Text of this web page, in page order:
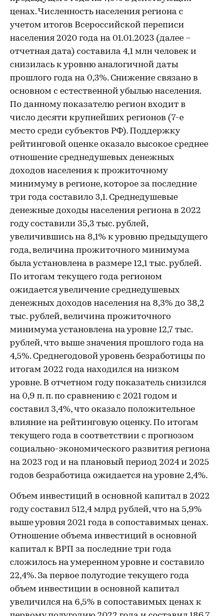
ценах. Численность населения региона с
учетом итогов Всероссийской переписи
населения 2020 года на 01.01.2023 (далее –
отчетная дата) составила 4,1 млн человек и
снизилась к уровню аналогичной даты
прошлого года на 0,3%. Снижение связано в
основном с естественной убылью населения.
По данному показателю регион входит в
число десяти крупнейших регионов (7-е
место среди субъектов РФ). Поддержку
рейтинговой оценке оказало высокое среднее
отношение среднедушевых денежных
доходов населения к прожиточному
минимуму в регионе, которое за последние
три года составило 3,1. Среднедушевые
денежные доходы населения региона в 2022
году составили 35,3 тыс. рублей,
увеличившись на 8,1% к уровню предыдущего
года, величина прожиточного минимума
была установлена в размере 12,1 тыс. рублей.
По итогам текущего года регионом
ожидается увеличение среднедушевых
денежных доходов населения на 8,3% до 38,2
тыс. рублей, величина прожиточного
минимума установлена на уровне 12,7 тыс.
рублей, что выше значения прошлого года на
4,5%. Среднегодовой уровень безработицы по
итогам 2022 года находился на низком
уровне. В отчетном году показатель снизился
на 0,9 п. п. по сравнению с 2021 годом и
составил 3,4%, что оказало положительное
влияние на рейтинговую оценку. По итогам
текущего года в соответствии с прогнозом
социально-экономического развития региона
на 2023 год и на плановый период 2024 и 2025
годов безработица ожидается на уровне 2,4%.
Объем инвестиций в основной капитал в 2022
году составил 512,4 млрд рублей, что на 5,9%
выше уровня 2021 года в сопоставимых ценах.
Отношение объема инвестиций в основной
капитал к ВРП за последние три года
сложилось на умеренном уровне и составило
22,4%. За первое полугодие текущего года
объем инвестиции в основной капитал
увеличился на 6,5% в сопоставимых ценах к